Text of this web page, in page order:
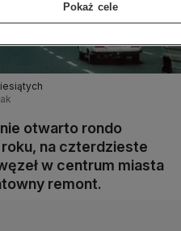
otwarto rondo
roku, na czterdzieste
w centrum miasta
remont.
Pokaż cele